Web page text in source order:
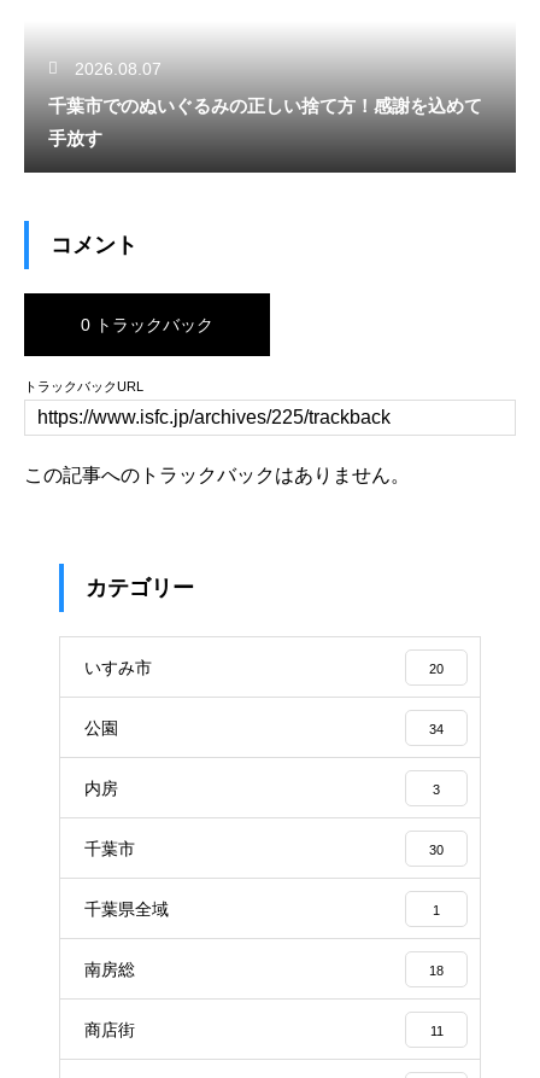
2026.08.07
千葉市でのぬいぐるみの正しい捨て方！感謝を込めて
手放す
コメント
0 トラックバック
トラックバックURL
この記事へのトラックバックはありません。
カテゴリー
いすみ市 20
公園 34
内房 3
千葉市 30
千葉県全域 1
南房総 18
商店街 11